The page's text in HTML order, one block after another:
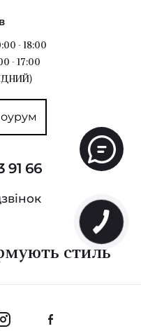
- 18:00
- 17:00
91 66
стиль